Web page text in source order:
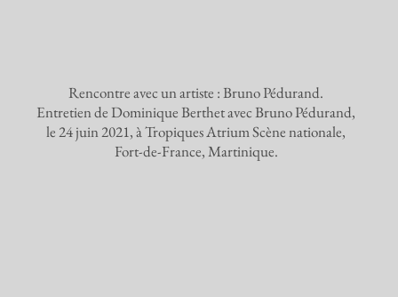
Rencontre avec un artiste : Bruno Pédurand.
Entretien de Dominique Berthet avec Bruno Pédurand,
le 24 juin 2021, à Tropiques Atrium Scène nationale,
Fort-de-France, Martinique.